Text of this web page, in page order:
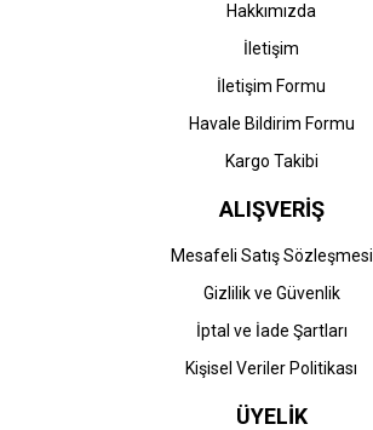
Hakkımızda
İletişim
İletişim Formu
Havale Bildirim Formu
Kargo Takibi
ALIŞVERİŞ
Mesafeli Satış Sözleşmesi
Gizlilik ve Güvenlik
İptal ve İade Şartları
Kişisel Veriler Politikası
ÜYELİK